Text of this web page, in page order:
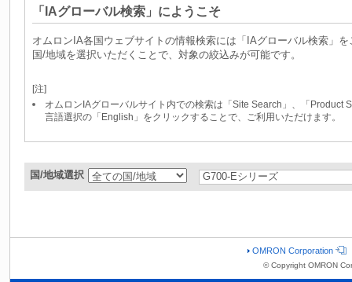
「IAグローバル検索」にようこそ
オムロンIA各国ウェブサイトの情報検索には「IAグローバル検索」
国/地域を選択いただくことで、対象の絞込みが可能です。
[注]
オムロンIAグローバルサイト内での検索は「Site Search」、「Product
言語選択の「English」をクリックすることで、ご利用いただけます。
国/地域選択
OMRON Corporation
© Copyright OMRON